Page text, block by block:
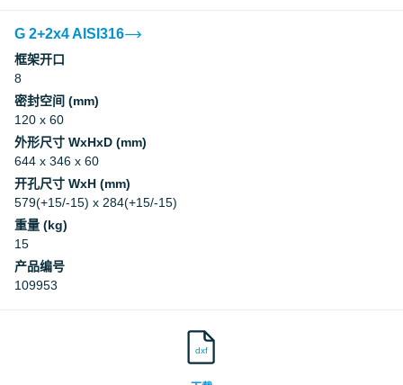
G 2+2x4 AISI316
框架开口
8
密封空间 (mm)
120 x 60
外形尺寸 WxHxD (mm)
644 x 346 x 60
开孔尺寸 WxH (mm)
579(+15/-15) x 284(+15/-15)
重量 (kg)
15
产品编号
109953
dxf